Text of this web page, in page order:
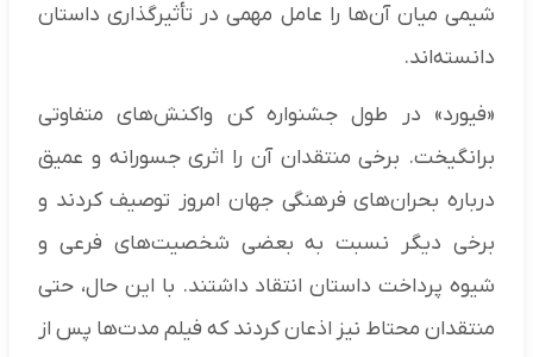
شیمی میان آن‌ها را عامل مهمی در تأثیرگذاری داستان
دانسته‌اند.
«فیورد» در طول جشنواره کن واکنش‌های متفاوتی
برانگیخت. برخی منتقدان آن را اثری جسورانه و عمیق
درباره بحران‌های فرهنگی جهان امروز توصیف کردند و
برخی دیگر نسبت به بعضی شخصیت‌های فرعی و
شیوه پرداخت داستان انتقاد داشتند. با این حال، حتی
منتقدان محتاط نیز اذعان کردند که فیلم مدت‌ها پس از